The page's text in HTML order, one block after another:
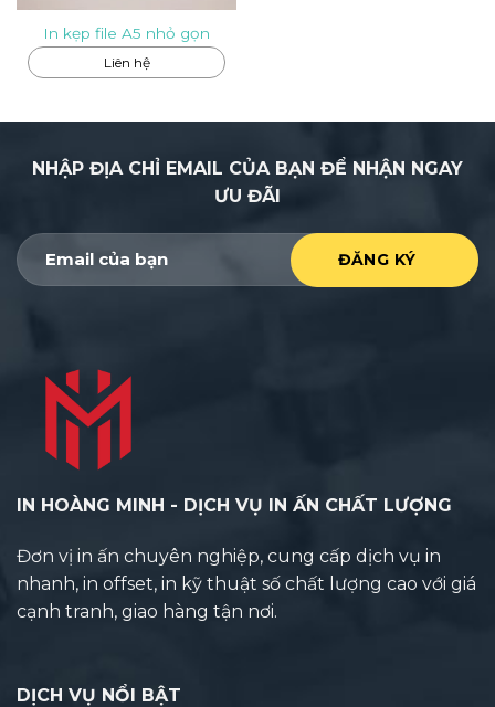
In kẹp file A5 nhỏ gọn
Liên hệ
NHẬP ĐỊA CHỈ EMAIL CỦA BẠN ĐỂ NHẬN NGAY
ƯU ĐÃI
IN HOÀNG MINH - DỊCH VỤ IN ẤN CHẤT LƯỢNG
Đơn vị in ấn chuyên nghiệp, cung cấp dịch vụ in
nhanh, in offset, in kỹ thuật số chất lượng cao với giá
cạnh tranh, giao hàng tận nơi.
DỊCH VỤ NỔI BẬT